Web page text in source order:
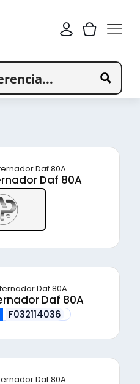
Daf 80A
Daf 80A
F032114036